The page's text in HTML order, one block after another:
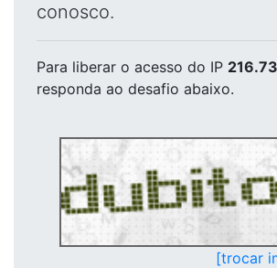
conosco.
Para liberar o acesso do IP
responda ao desafio abaixo.
[trocar